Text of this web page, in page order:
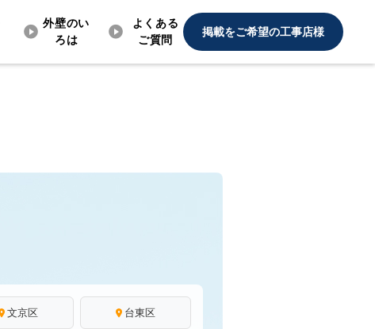
外壁のい
ろは
よくある
ご質問
掲載をご希望の工事店様
文京区 台東区